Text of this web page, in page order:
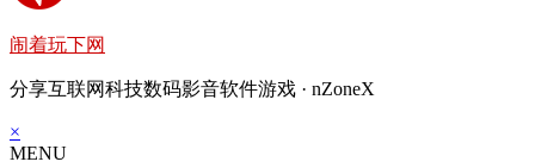
闹着玩下网
分享互联网科技数码影音软件游戏 · nZoneX
×
MENU